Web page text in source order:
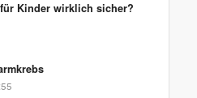
Kinder wirklich sicher?